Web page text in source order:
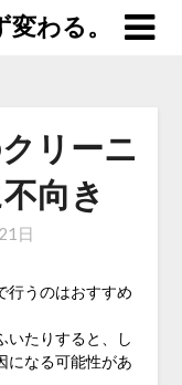
わる。
リーニ
向き
日
行うのはおすすめ
いたりすると、し
になる可能性があ